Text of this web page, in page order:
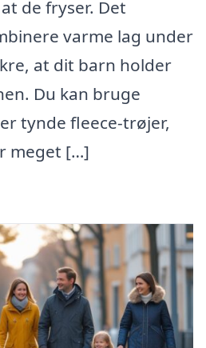
de fryser. Det
varme lag under
at dit barn holder
Du kan bruge
tynde fleece-trøjer,
meget […]